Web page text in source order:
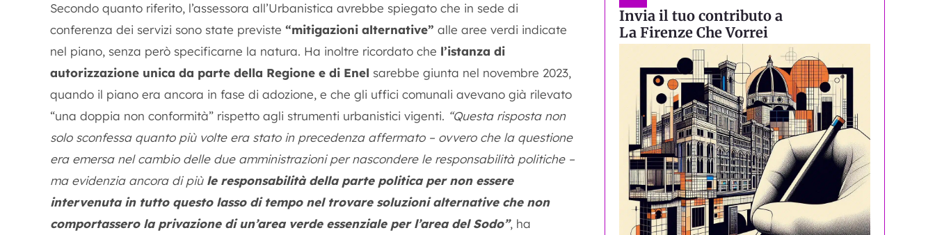
Secondo quanto riferito, l’assessora all’Urbanistica avrebbe spiegato che in sede di
conferenza dei servizi sono state previste “mitigazioni alternative” alle aree verdi indicate
nel piano, senza però specificarne la natura. Ha inoltre ricordato che l’istanza di
autorizzazione unica da parte della Regione e di Enel sarebbe giunta nel novembre 2023,
quando il piano era ancora in fase di adozione, e che gli uffici comunali avevano già rilevato
“una doppia non conformità” rispetto agli strumenti urbanistici vigenti. “Questa risposta non
solo sconfessa quanto più volte era stato in precedenza affermato – ovvero che la questione
era emersa nel cambio delle due amministrazioni per nascondere le responsabilità politiche –
ma evidenzia ancora di piùle responsabilità della parte politica per non essere
intervenuta in tutto questo lasso di tempo nel trovare soluzioni alternative che non
comportassero la privazione di un’area verde essenziale per l’area del Sodo”, ha
Invia il tuo contributo a
La Firenze Che Vorrei